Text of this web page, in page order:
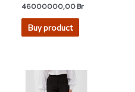
Rated
0
out
46000000,00Br
Buy product